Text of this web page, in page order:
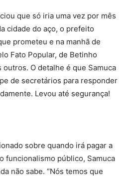
que só iria uma vez por mês
cidade do aço, o prefeito
prometeu e na manhã de
Fato Popular, de Betinho
O detalhe é que Samuca
de secretários para responder
Levou até segurança!
sobre quando irá pagar a
funcionalismo público, Samuca
não sabe. “Nós temos que